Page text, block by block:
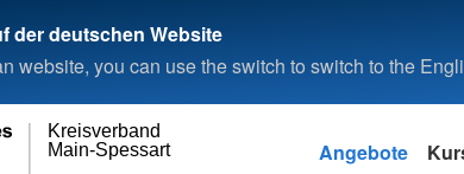
der deutschen Website
website, you can use the switch to switch to the
Main-Spessart
Kreisverband
Angebote